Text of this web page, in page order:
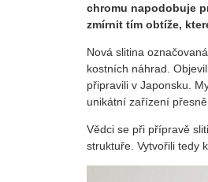
chromu napodobuje
zmírnit tím obtíže,
Nová slitina
kostních náhrad.
připravili v Japonsku.
unikátní zařízení
Vědci se při přípravě
struktuře. Vytvořili tedy